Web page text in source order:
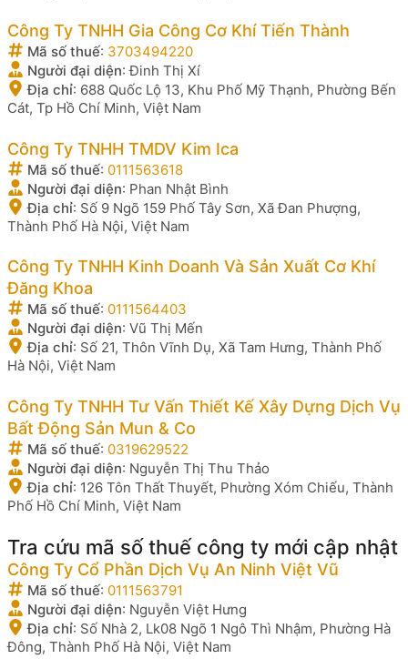
Công Ty TNHH Gia Công Cơ Khí Tiến Thành
Mã số thuế: 3703494220
Người đại diện:Đinh Thị Xí
Địa chỉ: 688 Quốc Lộ 13, Khu Phố Mỹ Thạnh, Phường Bến
Cát, Tp Hồ Chí Minh, Việt Nam
Công Ty TNHH TMDV Kim Ica
Mã số thuế: 0111563618
Người đại diện: Phan Nhật Bình
Địa chỉ: Số 9 Ngõ 159 Phố Tây Sơn, Xã Đan Phượng,
Thành Phố Hà Nội, Việt Nam
Công Ty TNHH Kinh Doanh Và Sản Xuất Cơ Khí
Đăng Khoa
Mã số thuế: 0111564403
Người đại diện: Vũ Thị Mến
Địa chỉ: Số 21, Thôn Vĩnh Dụ, Xã Tam Hưng, Thành Phố
Hà Nội, Việt Nam
Công Ty TNHH Tư Vấn Thiết Kế Xây Dựng Dịch Vụ
Bất Động Sản Mun & Co
Mã số thuế: 0319629522
Người đại diện: Nguyễn Thị Thu Thảo
Địa chỉ: 126 Tôn Thất Thuyết, Phường Xóm Chiếu, Thành
Phố Hồ Chí Minh, Việt Nam
Tra cứu mã số thuế công ty mới cập nhật
Công Ty Cổ Phần Dịch Vụ An Ninh Việt Vũ
Mã số thuế: 0111563791
Người đại diện: Nguyễn Việt Hưng
Địa chỉ: Số Nhà 2, Lk08 Ngõ 1 Ngô Thì Nhậm, Phường Hà
Đông, Thành Phố Hà Nội, Việt Nam